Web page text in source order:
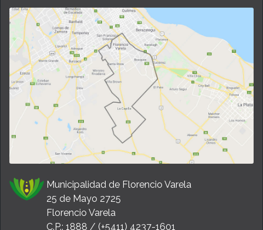
Municipalidad de Florencio Varela
25 de Mayo 2725
Florencio Varela
C.P.: 1888 / (+5411) 4237-1601